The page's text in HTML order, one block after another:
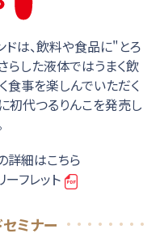
ドは、飲料や食品に"とろ
らした液体ではうまく飲
食事を楽しんでいただく
初代つるりんこを発売し
詳細はこちら
フレット
ミナー